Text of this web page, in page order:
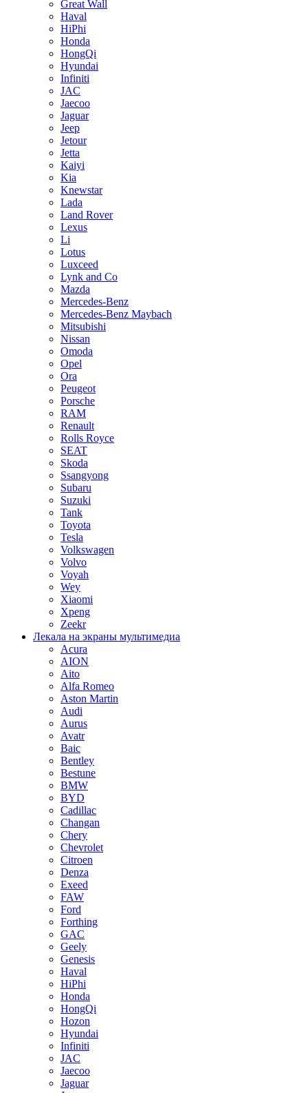
Great Wall
Haval
HiPhi
Honda
HongQi
Hyundai
Infiniti
JAC
Jaecoo
Jaguar
Jeep
Jetour
Jetta
Kaiyi
Kia
Knewstar
Lada
Land Rover
Lexus
Li
Lotus
Luxceed
Lynk and Co
Mazda
Mercedes-Benz
Mercedes-Benz Maybach
Mitsubishi
Nissan
Omoda
Opel
Ora
Peugeot
Porsche
RAM
Renault
Rolls Royce
SEAT
Skoda
Ssangyong
Subaru
Suzuki
Tank
Toyota
Tesla
Volkswagen
Volvo
Voyah
Wey
Xiaomi
Xpeng
Zeekr
Лекала на экраны мультимедиа
Acura
AION
Aito
Alfa Romeo
Aston Martin
Audi
Aurus
Avatr
Baic
Bentley
Bestune
BMW
BYD
Cadillac
Changan
Chery
Chevrolet
Citroen
Denza
Exeed
FAW
Ford
Forthing
GAC
Geely
Genesis
Haval
HiPhi
Honda
HongQi
Hozon
Hyundai
Infiniti
JAC
Jaecoo
Jaguar